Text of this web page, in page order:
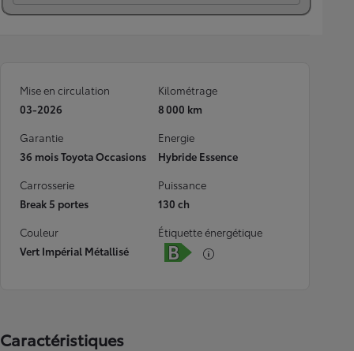
Mise en circulation
03-2026
Kilométrage
8 000 km
Garantie
36 mois Toyota Occasions
Energie
Hybride Essence
Carrosserie
Break 5 portes
Puissance
130 ch
Couleur
Vert Impérial Métallisé
Étiquette énergétique
Caractéristiques